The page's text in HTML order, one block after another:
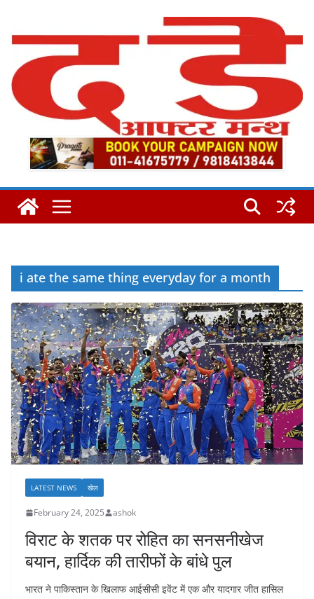
content
i ate the same thing everyday for a month
LATEST NEWS खेल
February 24, 2025 ashok
विराट के शतक पर रोहित का सनसनीखेज
बयान, हार्दिक की तारीफों के बांधे पुल
भारत ने पाकिस्तान के खिलाफ आईसीसी इवेंट में एक और यादगार जीत हासिल